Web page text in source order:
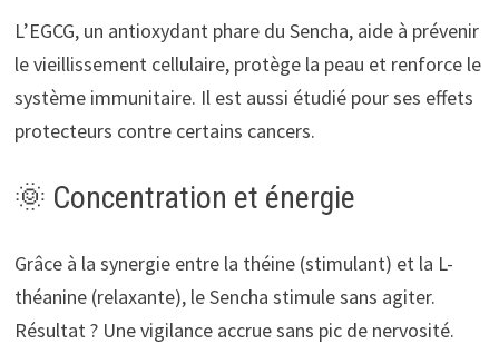
L’EGCG, un antioxydant phare du Sencha, aide à prévenir
le vieillissement cellulaire, protège la peau et renforce le
système immunitaire. Il est aussi étudié pour ses effets
protecteurs contre certains cancers.
🌞 Concentration et énergie
Grâce à la synergie entre la théine (stimulant) et la L-
théanine (relaxante), le Sencha stimule sans agiter.
Résultat ? Une vigilance accrue sans pic de nervosité.